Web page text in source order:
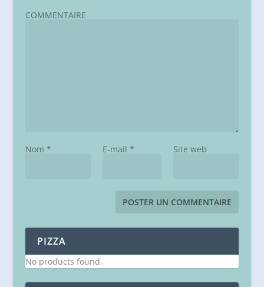
COMMENTAIRE
Nom * E-mail * Site web
PIZZA
No products found.